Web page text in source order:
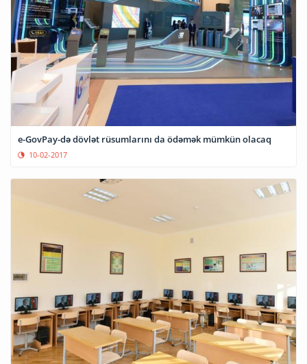
e-GovPay-də dövlət rüsumlarını da ödəmək mümkün olacaq
10-02-2017